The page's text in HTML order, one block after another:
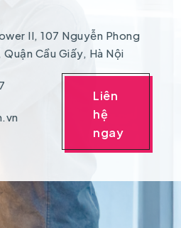
II, 107 Nguyễn Phong
Cầu Giấy, Hà Nội
Liên
hệ
ngay